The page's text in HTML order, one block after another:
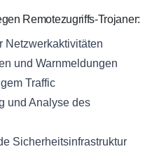
Remotezugriffs-Trojaner:
Netzwerkaktivitäten
und Warnmeldungen
Traffic
und Analyse des
Sicherheitsinfrastruktur